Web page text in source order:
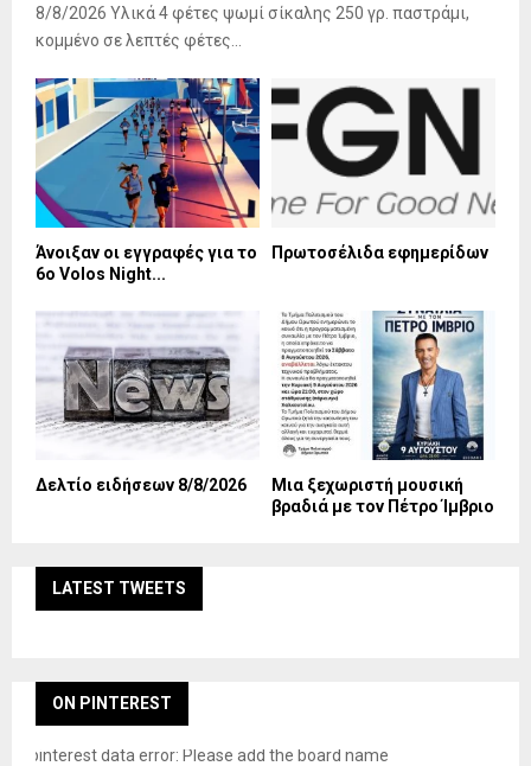
8/8/2026 Υλικά 4 φέτες ψωμί σίκαλης 250 γρ. παστράμι,
κομμένο σε λεπτές φέτες...
Άνοιξαν οι εγγραφές για το
6ο Volos Night...
Πρωτοσέλιδα εφημερίδων
Δελτίο ειδήσεων 8/8/2026
Mια ξεχωριστή μουσική
βραδιά με τον Πέτρο Ίμβριο
LATEST TWEETS
ON PINTEREST
pinterest data error: Please add the board name